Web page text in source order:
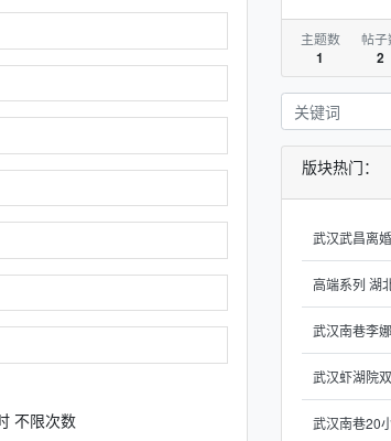
不限次数
主题数
1
帖子
2
版块热门：
武汉武昌离
高端系列 湖
武汉南巷李
武汉虾湖院
武汉南巷20